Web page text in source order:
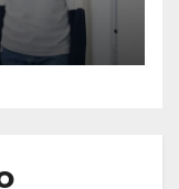
y las